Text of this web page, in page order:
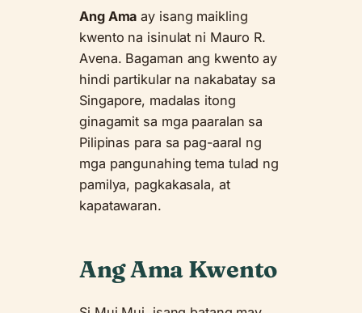
Ang Ama ay isang maikling
kwento na isinulat ni Mauro R.
Avena. Bagaman ang kwento ay
hindi partikular na nakabatay sa
Singapore, madalas itong
ginagamit sa mga paaralan sa
Pilipinas para sa pag-aaral ng
mga pangunahing tema tulad ng
pamilya, pagkakasala, at
kapatawaran.
Ang Ama Kwento